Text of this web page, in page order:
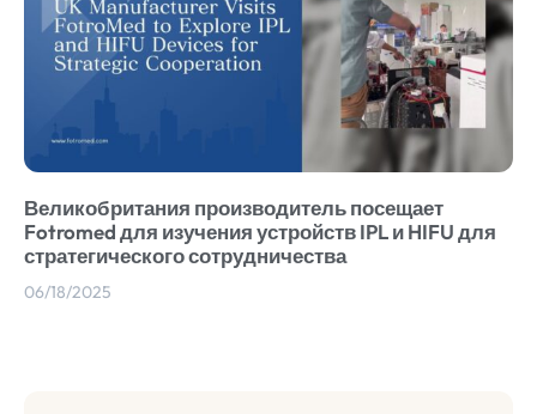
Великобритания производитель посещает
Fotromed для изучения устройств IPL и HIFU для
стратегического сотрудничества
06/18/2025